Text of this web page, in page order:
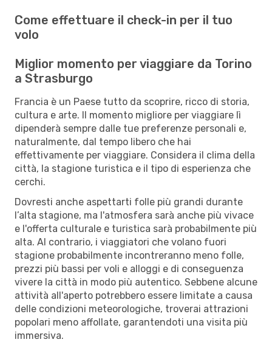
Come effettuare il check-in per il tuo
volo
Miglior momento per viaggiare da Torino
a Strasburgo
Francia è un Paese tutto da scoprire, ricco di storia,
cultura e arte. Il momento migliore per viaggiare lì
dipenderà sempre dalle tue preferenze personali e,
naturalmente, dal tempo libero che hai
effettivamente per viaggiare. Considera il clima della
città, la stagione turistica e il tipo di esperienza che
cerchi.
Dovresti anche aspettarti folle più grandi durante
l’alta stagione, ma l'atmosfera sarà anche più vivace
e l'offerta culturale e turistica sarà probabilmente più
alta. Al contrario, i viaggiatori che volano fuori
stagione probabilmente incontreranno meno folle,
prezzi più bassi per voli e alloggi e di conseguenza
vivere la città in modo più autentico. Sebbene alcune
attività all'aperto potrebbero essere limitate a causa
delle condizioni meteorologiche, troverai attrazioni
popolari meno affollate, garantendoti una visita più
immersiva.